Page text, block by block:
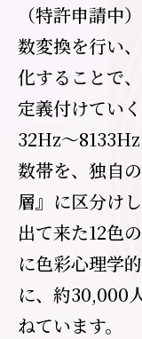
（特許申請中
数変換を行い
化することで
定義付けていく
32Hz～
数帯を、独自
層』に区分けし
出て来た12色
に色彩心理学
に、約30,000
ねています。